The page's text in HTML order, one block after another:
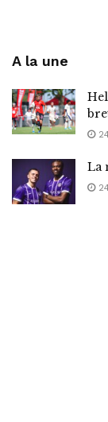
A la une
La